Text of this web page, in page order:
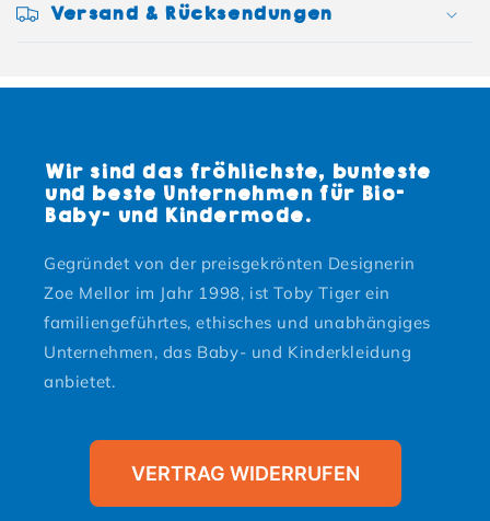
Versand & Rücksendungen
Wir sind das fröhlichste, bunteste
und beste Unternehmen für Bio-
Baby- und Kindermode.
Gegründet von der preisgekrönten Designerin
Zoe Mellor im Jahr 1998, ist Toby Tiger ein
familiengeführtes, ethisches und unabhängiges
Unternehmen, das Baby- und Kinderkleidung
anbietet.
VERTRAG WIDERRUFEN